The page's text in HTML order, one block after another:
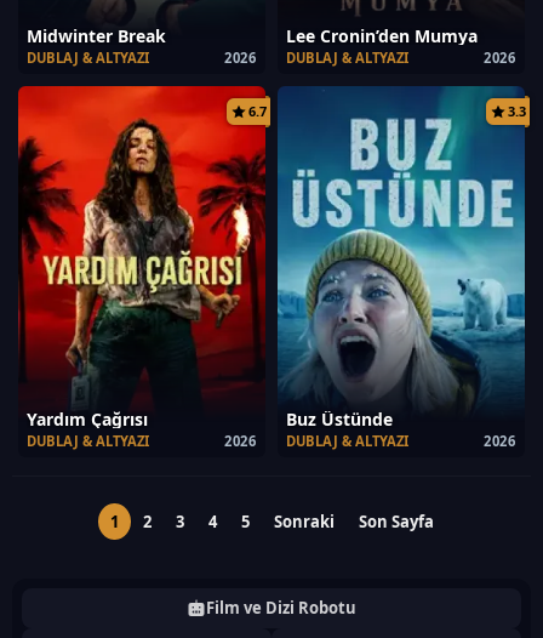
Midwinter Break
2026
DUBLAJ & ALTYAZI
Lee Cronin’den Mumya
2026
DUBLAJ & ALTYAZI
6.7
Yardım Çağrısı
2026
DUBLAJ & ALTYAZI
3.3
Buz Üstünde
2026
DUBLAJ & ALTYAZI
1 2 3 4 5 Sonraki Son Sayfa
Film ve Dizi Robotu